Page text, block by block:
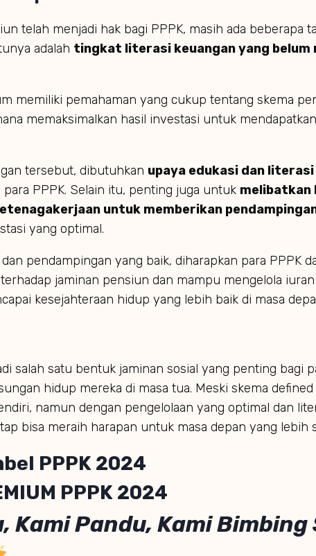
telah menjadi hak bagi PPPK, masih ada beberapa
adalah tingkat literasi keuangan yang belum
memiliki pemahaman yang cukup tentang skema
memaksimalkan hasil investasi untuk
tersebut, dibutuhkan upaya edukasi dan
PPPK. Selain itu, penting juga untuk melibatkan
untuk memberikan
yang optimal.
pendampingan yang baik, diharapkan para PPPK
jaminan pensiun dan mampu mengelola
kesejahteraan hidup yang lebih baik di masa
salah satu bentuk jaminan sosial yang penting bagi
hidup mereka di masa tua. Meski skema
namun dengan pengelolaan yang optimal dan
bisa meraih harapan untuk masa depan yang lebih
PPPK 2024
PPPK 2024
Kami Pandu, Kami Bimbing